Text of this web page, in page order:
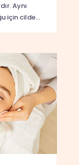
Aynı
için cilde...